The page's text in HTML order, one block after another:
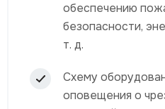
обеспечению
безопасности,
т. д.
Схему
оповещения о